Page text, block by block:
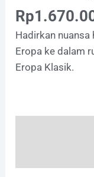
Rp
Hadirkan nuansa
Eropa ke dalam
Eropa Klasik.